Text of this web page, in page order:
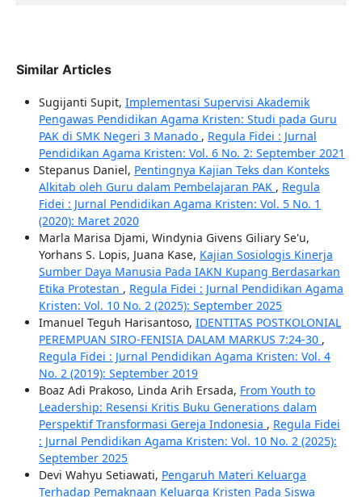
Similar Articles
Sugijanti Supit, Implementasi Supervisi Akademik
Pengawas Pendidikan Agama Kristen: Studi pada Guru
PAK di SMK Negeri 3 Manado , Regula Fidei : Jurnal
Pendidikan Agama Kristen: Vol. 6 No. 2: September 2021
Stepanus Daniel, Pentingnya Kajian Teks dan Konteks
Alkitab oleh Guru dalam Pembelajaran PAK , Regula
Fidei : Jurnal Pendidikan Agama Kristen: Vol. 5 No. 1
(2020): Maret 2020
Marla Marisa Djami, Windynia Givens Giliary Se'u,
Yorhans S. Lopis, Juana Kase, Kajian Sosiologis Kinerja
Sumber Daya Manusia Pada IAKN Kupang Berdasarkan
Etika Protestan , Regula Fidei : Jurnal Pendidikan Agama
Kristen: Vol. 10 No. 2 (2025): September 2025
Imanuel Teguh Harisantoso, IDENTITAS POSTKOLONIAL
PEREMPUAN SIRO-FENISIA DALAM MARKUS 7:24-30 ,
Regula Fidei : Jurnal Pendidikan Agama Kristen: Vol. 4
No. 2 (2019): September 2019
Boaz Adi Prakoso, Linda Arih Ersada, From Youth to
Leadership: Resensi Kritis Buku Generations dalam
Perspektif Transformasi Gereja Indonesia , Regula Fidei
: Jurnal Pendidikan Agama Kristen: Vol. 10 No. 2 (2025):
September 2025
Devi Wahyu Setiawati, Pengaruh Materi Keluarga
Terhadap Pemaknaan Keluarga Kristen Pada Siswa